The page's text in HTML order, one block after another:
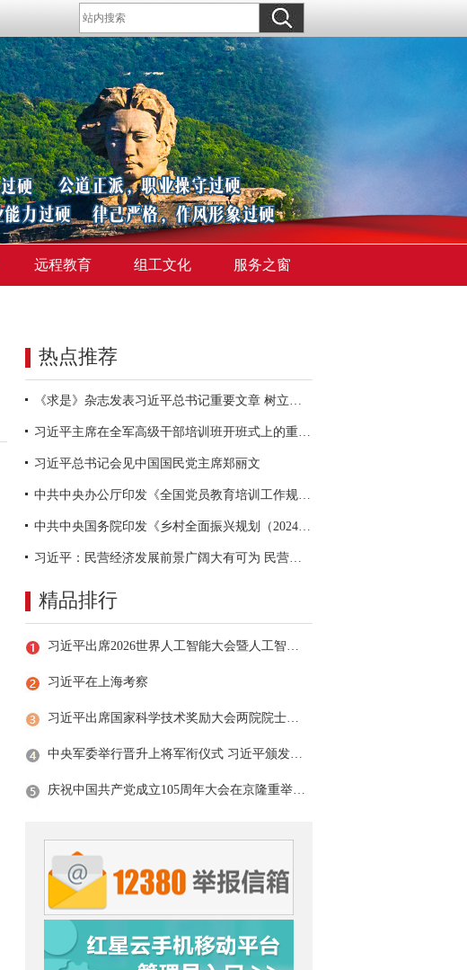
远程教育 组工文化 服务之窗
热点推荐
《求是》杂志发表习近平总书记重要文章 树立和践行正确政绩观
习近平主席在全军高级干部培训班开班式上的重要讲话引领全军开展思想整风、深化政治整训
习近平总书记会见中国国民党主席郑丽文
中共中央办公厅印发《全国党员教育培训工作规划（2024－2028年）》
中共中央国务院印发《乡村全面振兴规划（2024—2027年）》
习近平：民营经济发展前景广阔大有可为 民营企业和民营企业家大显身手正当其时
精品排行
习近平出席2026世界人工智能大会暨人工智能全球治理高级别会议开幕式并发表主旨讲话
习近平在上海考察
习近平出席国家科学技术奖励大会两院院士大会中国科协第十一次全国代表大会并发表重要讲话
中央军委举行晋升上将军衔仪式 习近平颁发命令状并向晋衔的军官表示祝贺
庆祝中国共产党成立105周年大会在京隆重举行 习近平发表重要讲话